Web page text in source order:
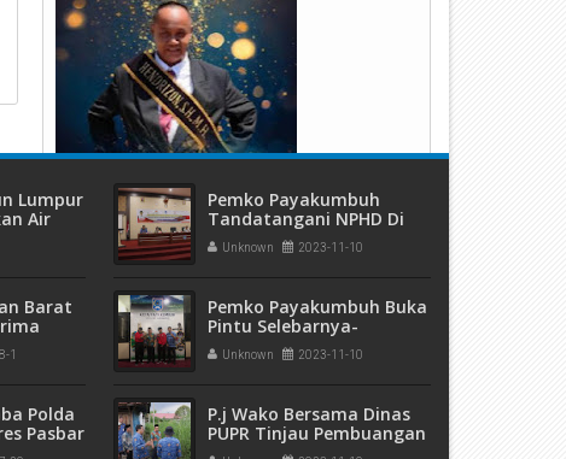
Pemko Payakumbuh Kembali
Menggelar Pasar Murah di Pasar
Pd.Kaduduk
Lumpur
Air
Barat
dan
1
Polda
Pasbar
Pemko Payakumbuh
Tandatangani NPHD Di
Balaikota
Unknown 2023-11-10
Pemko Payakumbuh Buka
Pintu Selebarnya-
Lebarnya Untuk
Kolaborasi
Unknown 2023-11-10
P.j Wako Bersama Dinas
PUPR Tinjau Pembuangan
Air Bermasalah Di